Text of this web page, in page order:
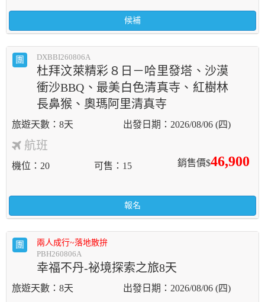
候補
團 DXBBI260806A
杜拜汶萊精彩８日－哈里發塔、沙漠
衝沙BBQ、最美白色清真寺、紅樹林
長鼻猴、奧瑪阿里清真寺
8天 2026/08/06 (四)
航班
銷售價$46,900
機位 20 可售 15
報名
團
兩人成行~落地散拚
PBH260806A
幸福不丹-祕境探索之旅8天
8天 2026/08/06 (四)